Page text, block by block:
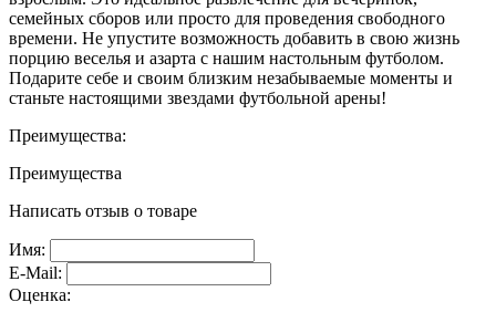
семейных сборов или просто для проведения свободного
времени. Не упустите возможность добавить в свою жизнь
порцию веселья и азарта с нашим настольным футболом.
Подарите себе и своим близким незабываемые моменты и
станьте настоящими звездами футбольной арены!
Преимущества:
Преимущества
Написать отзыв о товаре
Имя:
E-Mail:
Оценка: